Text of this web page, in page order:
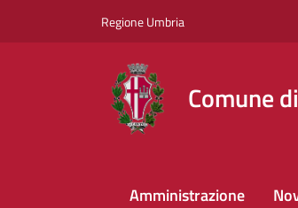
Regione Umbria
Comune
Amministrazione